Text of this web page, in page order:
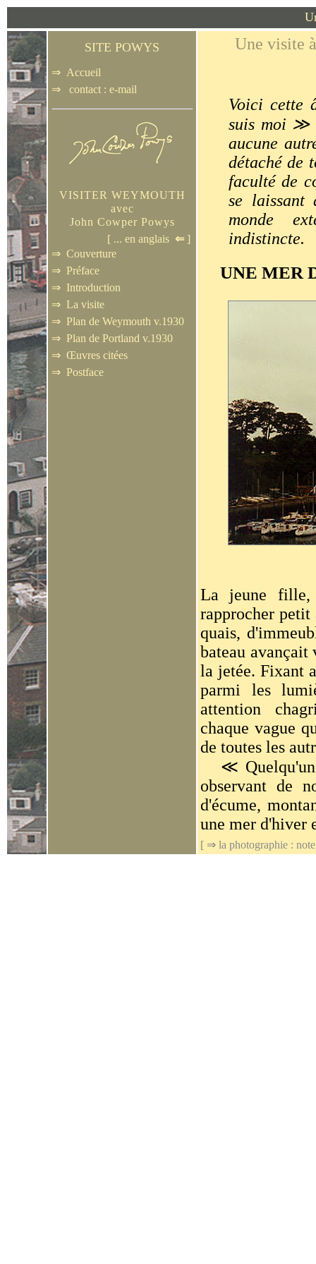
SITE POWYS
⇒ Accueil
⇒ contact : e-mail
VISITER WEYMOUTH
avec
John Cowper Powys
[ ... en anglais ⇐ ]
⇒ Couverture
⇒ Préface
⇒ Introduction
⇒ La visite
⇒ Plan de Weymouth v.1930
⇒ Plan de Portland v.1930
⇒ Œuvres citées
⇒ Postface
Une visite
Voici cette
suis moi ≫
aucune
détaché de
faculté de
se laissant
monde
indistincte.
UNE MER
La jeune fille,
rapprocher petit
quais,
bateau avançait
la jetée. Fixant
parmi les
attention
chaque vague
de toutes les
≪ Quelqu'un
observant de
d'écume,
une mer d'hiver
[ ⇒ la photographie : note